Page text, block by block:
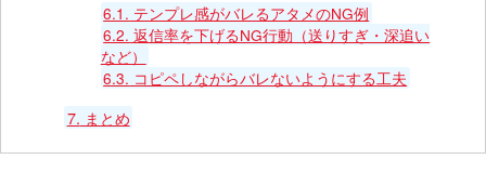
6.1. テンプレ感がバレるアタメのNG例
6.2. 返信率を下げるNG行動（送りすぎ・深追い
など）
6.3. コピペしながらバレないようにする工夫
7. まとめ